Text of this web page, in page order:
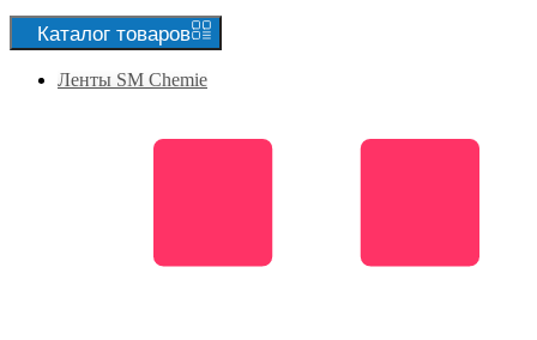
Каталог товаров
Ленты SM Chemie